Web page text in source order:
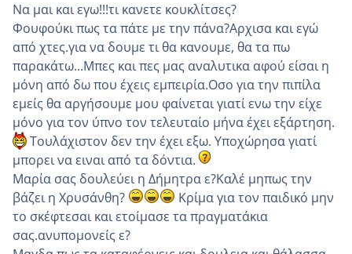
Να μαι και εγω!!!τι κανετε κουκλίτσες?
Φουφούκι πως τα πάτε με την πάνα?Αρχισα και εγώ
από χτες.για να δουμε τι θα κανουμε, θα τα πω
παρακάτω...Μπες και πες μας αναλυτικα αφού είσαι η
μόνη από δω που έχεις εμπειρία.Οσο για την πιπίλα
εμείς θα αργήσουμε μου φαίνεται γιατί ενω την είχε
μόνο για τον ύπνο τον τελευταίο μήνα έχει εξάρτηση.
Τουλάχιστον δεν την έχει εξω. Υποχώρησα γιατί
μπορει να ειναι από τα δόντια.
Μαρία σας δουλεύει η Δήμητρα ε?Καλέ μηπως την
βάζει η Χρυσάνθη?
Κρίμα για τον παιδικό μην
το σκέφτεσαι και ετοίμασε τα πραγματάκια
σας.ανυπομονείς ε?